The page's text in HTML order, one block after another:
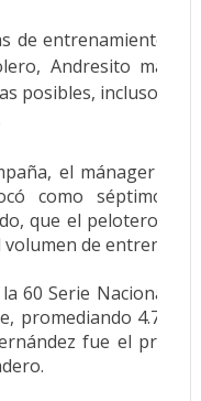
de entrenamiento y
Andresito
posibles, incluso
el mánager de
como séptimo
que el pelotero
de
60 Serie Nacional
promediando 4.7
fue el